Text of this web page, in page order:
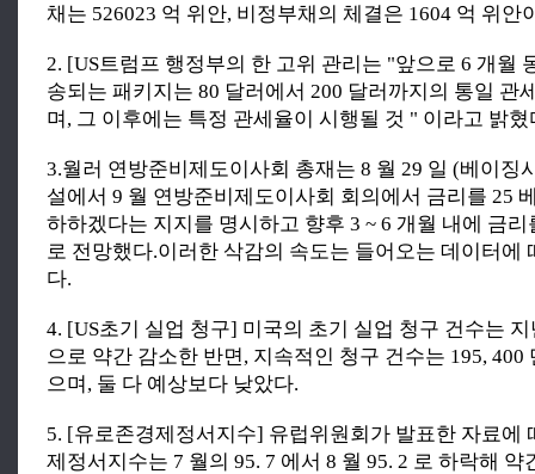
채는 526023 억 위안, 비정부채의 체결은 1604 억 위안
2. [US트럼프 행정부의 한 고위 관리는 "앞으로 6 개월
송되는 패키지는 80 달러에서 200 달러까지의 통일 관
며, 그 이후에는 특정 관세율이 시행될 것 " 이라고 밝혔
3.월러 연방준비제도이사회 총재는 8 월 29 일 (베이징
설에서 9 월 연방준비제도이사회 회의에서 금리를 25
하하겠다는 지지를 명시하고 향후 3 ~ 6 개월 내에 금
로 전망했다.이러한 삭감의 속도는 들어오는 데이터에
다.
4. [US초기 실업 청구] 미국의 초기 실업 청구 건수는 지
으로 약간 감소한 반면, 지속적인 청구 건수는 195, 400
으며, 둘 다 예상보다 낮았다.
5. [유로존경제정서지수] 유럽위원회가 발표한 자료에
제정서지수는 7 월의 95. 7 에서 8 월 95. 2 로 하락해 약